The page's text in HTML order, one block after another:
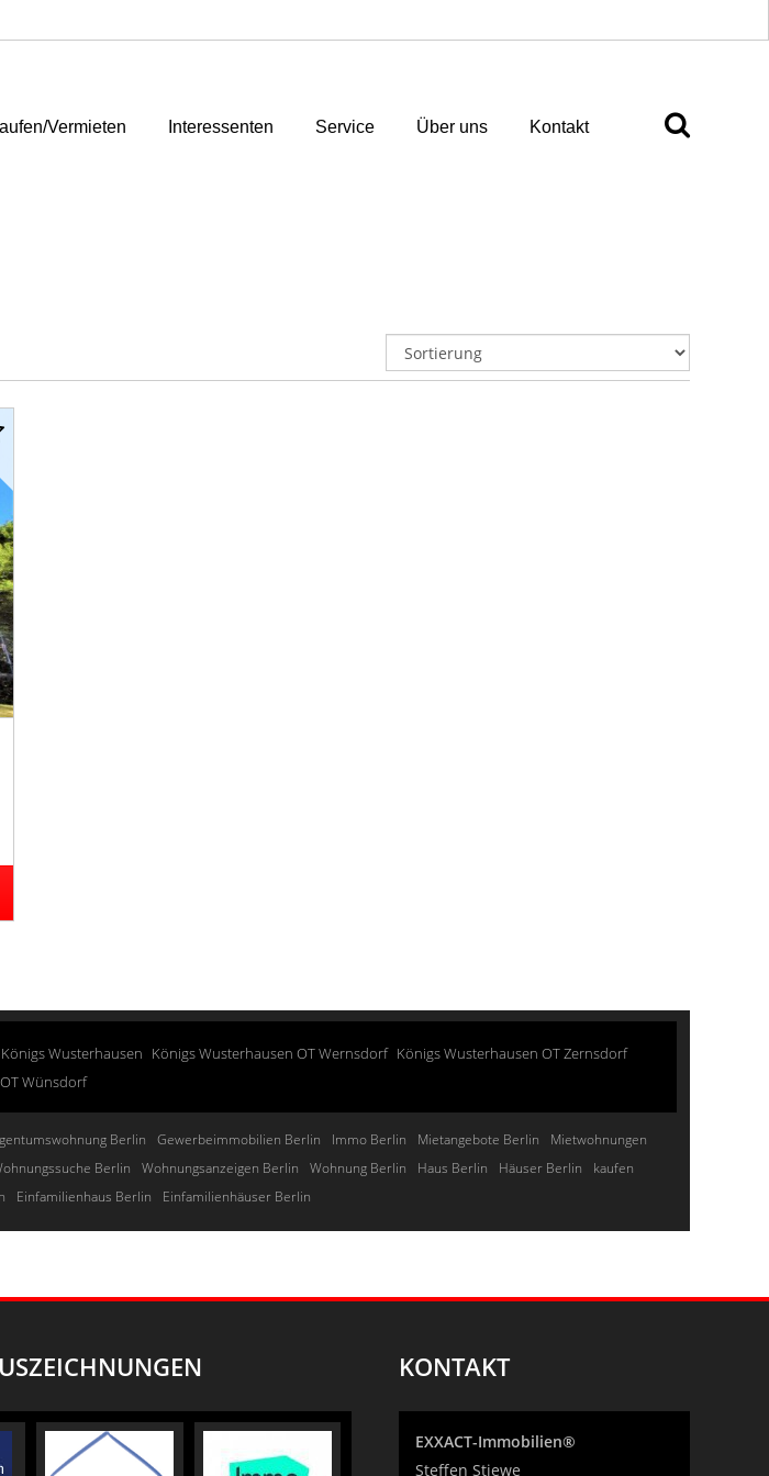
Vermieten Interessenten Service Über uns Kontakt
Königs Wusterhausen Königs Wusterhausen OT Wernsdorf Königs Wusterhausen OT Zernsdorf
Wünsdorf
Berlin Gewerbeimmobilien Berlin Immo Berlin Mietangebote Berlin
Mietwohnungen
Berlin Wohnungsanzeigen Berlin Wohnung Berlin Haus Berlin Häuser Berlin
kaufen
Einfamilienhaus Berlin Einfamilienhäuser Berlin
KONTAKT
EXXACT-Immobilien®
Steffen Stiewe